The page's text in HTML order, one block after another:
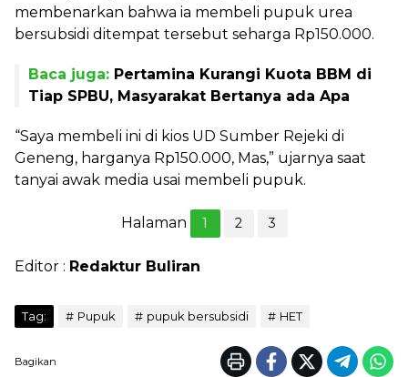
membenarkan bahwa ia membeli pupuk urea
bersubsidi ditempat tersebut seharga Rp150.000.
Baca juga: Pertamina Kurangi Kuota BBM di
Tiap SPBU, Masyarakat Bertanya ada Apa
“Saya membeli ini di kios UD Sumber Rejeki di
Geneng, harganya Rp150.000, Mas,” ujarnya saat
tanyai awak media usai membeli pupuk.
Halaman 1 2 3
Editor : Redaktur Buliran
Tag: Pupuk pupuk bersubsidi HET
Bagikan